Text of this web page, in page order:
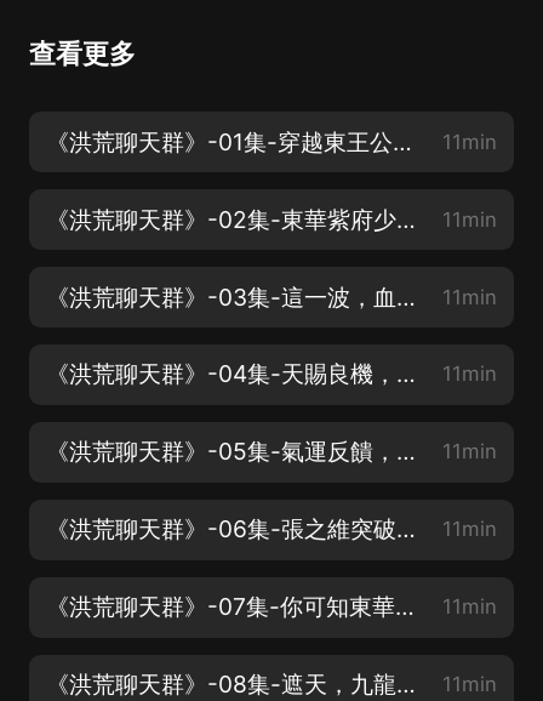
查看更多
《洪荒聊天群》-01集-穿越東王公，開局就坑鴻鈞【新品上架求訂閱】 11min
《洪荒聊天群》-02集-東華紫府少陽帝君，入群【求收聽、點讚、轉發】 11min
《洪荒聊天群》-03集-這一波，血賺【跟著主播玩轉萬界吧】 11min
《洪荒聊天群》-04集-天賜良機，帶西王母搶寶【道友還不速速訂閱】 11min
《洪荒聊天群》-05集-氣運反饋，鴻鈞震撼【造化玉碟推演不到的天機】 11min
《洪荒聊天群》-06集-張之維突破，嬴政提升【東華帝君居然是真的】 11min
《洪荒聊天群》-07集-你可知東華紫府少陽帝君【這嬴政居然能夠參破】 11min
《洪荒聊天群》-08集-遮天，九龍葬天棺，葉黑【有人知道九龍葬天棺嗎】 11min